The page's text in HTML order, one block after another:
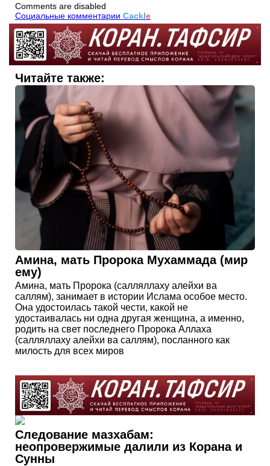
Comments are disabled
Социальные комментарии Cackle
Читайте также:
Амина, мать Пророка Мухаммада (мир
ему)
Амина, мать Пророка (салляллаху алейхи ва
саллям), занимает в истории Ислама особое место.
Она удостоилась такой чести, какой не
удостаивалась ни одна другая женщина, а именно,
родить на свет последнего Пророка Аллаха
(салляллаху алейхи ва саллям), посланного как
милость для всех миров
Следование мазхабам:
неопровержимые далили из Корана и
Сунны